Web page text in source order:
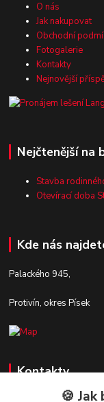
O nás
Jak nakupovat
Obchodní
Fotogalerie
Kontakty
Nejnovější
Nejčtenější na
Stavba
Otevírací doba
Kde nás
Palackého 945,
Protivín, okres Písek
Kontakty
🍪